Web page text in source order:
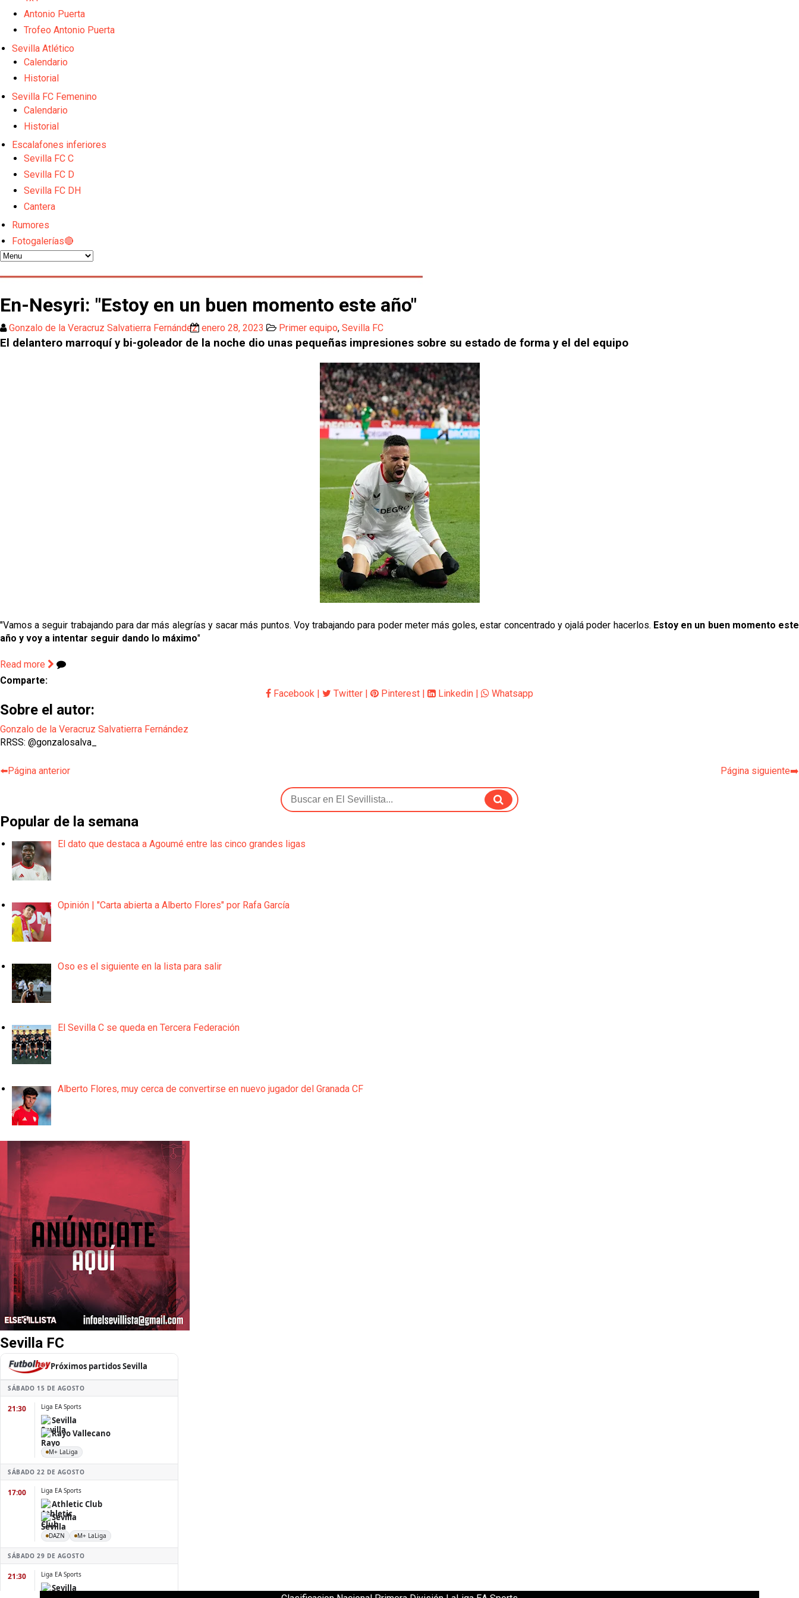
Alberto Flores, muy cerca de convertirse en nuevo jugador del Granada CF
El Granada negocia con el Sevilla FC por Alberto Flores
IDV reclama dinero al Sevilla por Mercado
El Sevilla FC cierra el fichaje de Robbie Ure
Crónica Pretemporada | Real Madrid 2-4 Sevilla FC Femenino
Antonio Puerta
Trofeo Antonio Puerta
Sevilla Atlético
Calendario
Historial
Sevilla FC Femenino
Calendario
Historial
Escalafones inferiores
Sevilla FC C
Sevilla FC D
Sevilla FC DH
Cantera
Rumores
Fotogalerías🔴
En-Nesyri: "Estoy en un buen momento este año"
Gonzalo de la Veracruz Salvatierra Fernández enero 28, 2023 Primer equipo, Sevilla FC
El delantero marroquí y bi-goleador de la noche dio unas pequeñas impresiones sobre su estado de forma y el del equipo
"Vamos a seguir trabajando para dar más alegrías y sacar más puntos. Voy trabajando para poder meter más goles, estar concentrado y ojalá poder hacerlos. Estoy en un buen momento este
año y voy a intentar seguir dando lo máximo"
Read more
Comparte:
Facebook | Twitter | Pinterest | Linkedin | Whatsapp
Sobre el autor:
Gonzalo de la Veracruz Salvatierra Fernández
RRSS: @gonzalosalva_
⬅️Página anterior Página siguiente➡️
Popular de la semana
El dato que destaca a Agoumé entre las cinco grandes ligas
Opinión | "Carta abierta a Alberto Flores" por Rafa García
Oso es el siguiente en la lista para salir
El Sevilla C se queda en Tercera Federación
Alberto Flores, muy cerca de convertirse en nuevo jugador del Granada CF
Sevilla FC